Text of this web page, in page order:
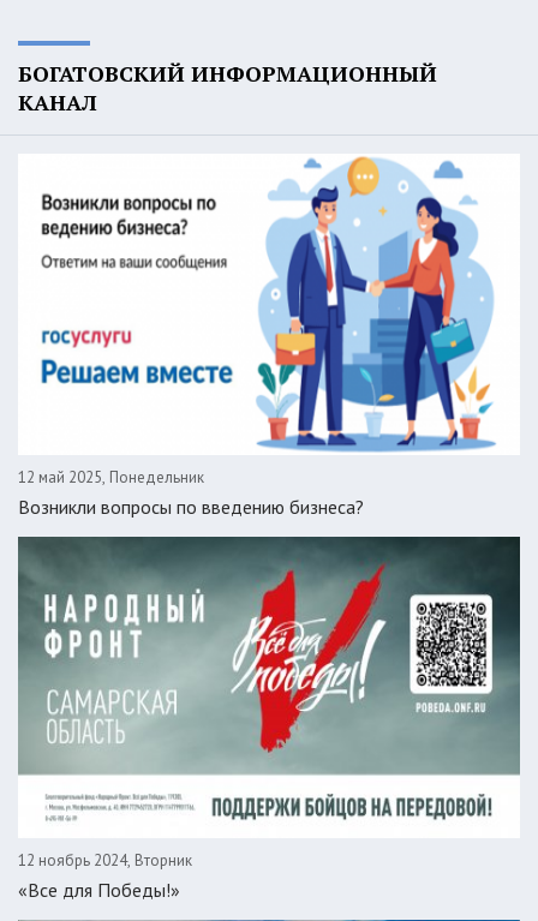
БОГАТОВСКИЙ ИНФОРМАЦИОННЫЙ
КАНАЛ
12 май 2025, Понедельник
Возникли вопросы по введению бизнеса?
12 ноябрь 2024, Вторник
«Все для Победы!»